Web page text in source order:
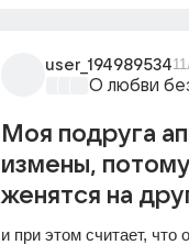
user_194989534
О любви
Моя подруга
измены,
женятся на
и при этом считает,